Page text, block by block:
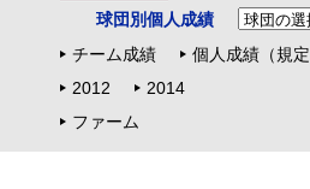
球団別個人成績
チーム成績
個人成績（規定
2012
2014
ファーム